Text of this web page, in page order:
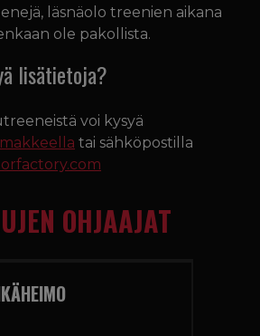
läsnäolo treenien aikana
ole pakollista.
lisätietoja?
voi kysyä
tai sähköpostilla
OHJAAJAT